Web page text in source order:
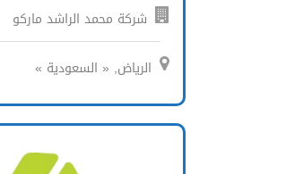
شركة محمد الراشد ماركو
الرياض, « السعودية »